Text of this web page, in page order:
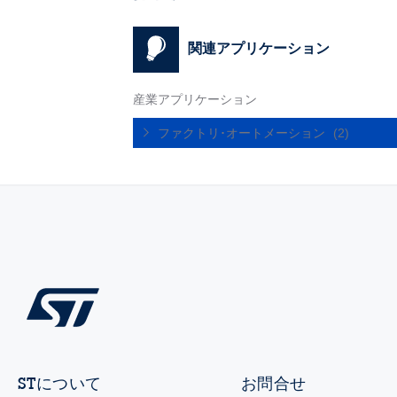
関連アプリケーション
産業アプリケーション
ファクトリ･オートメーション (2)
STについて お問合せ